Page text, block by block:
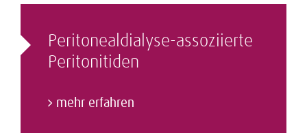
Peritonealdialyse-assoziierte
Peritonitiden
mehr erfahren